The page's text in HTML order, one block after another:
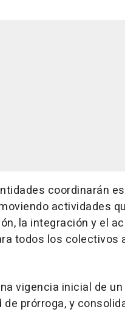
coordinarán
actividades
la integración y el
todos los colectivos
vigencia inicial de un
de prórroga, y